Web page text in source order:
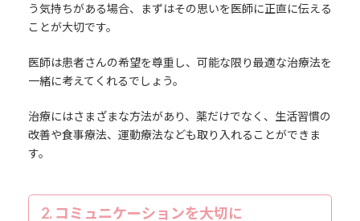
う気持ちがある場合、まずはその思いを医師に正直に伝える
ことが大切です。
医師は患者さんの希望を尊重し、可能な限り最適な治療法を
一緒に考えてくれるでしょう。
治療にはさまざまな方法があり、薬だけでなく、生活習慣の
改善や食事療法、運動療法なども取り入れることができま
す。
2. コミュニケーションを大切に